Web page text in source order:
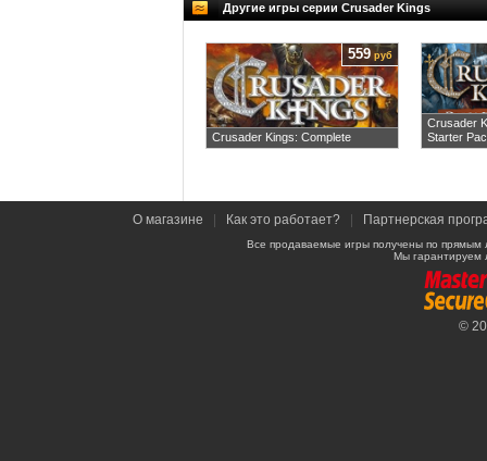
Другие игры серии Crusader Kings
Crusader Kings: Complete
559 руб
Crusader
Starter
О магазине Как это работает? Партнерская
Все продаваемые игры получены по
Мы гарантируем
©